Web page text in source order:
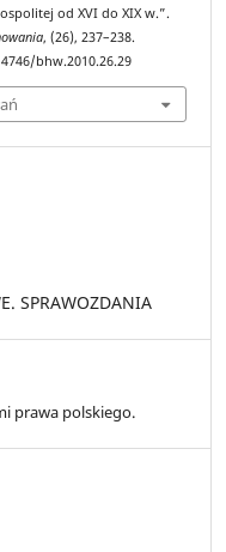
od XVI do XIX w.”.
, (26), 237–238.
bhw.2010.26.29
SPRAWOZDANIA
prawa polskiego.